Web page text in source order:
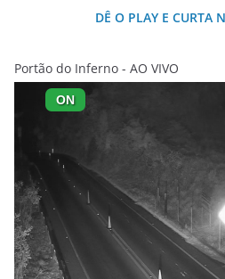
DÊ O PLAY E CURTA
Portão do Inferno - AO VIVO